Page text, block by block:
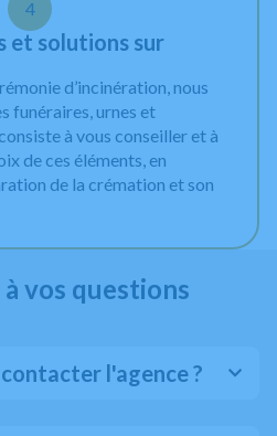
4
et solutions sur
d’incinération, nous
funéraires, urnes et
à vous conseiller et à
de ces éléments, en
de la crémation et son
vos questions
l'agence ?